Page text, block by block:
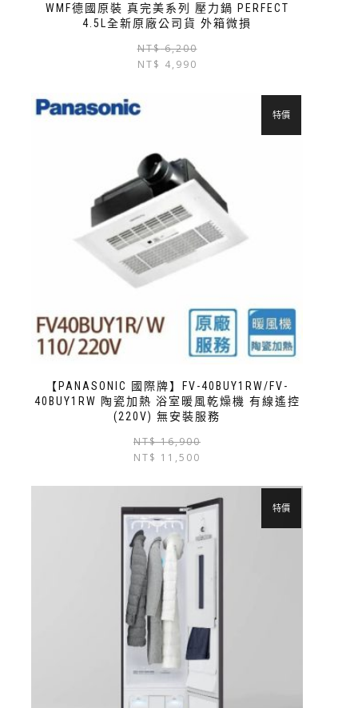
WMF德國原裝 真完美系列 壓力鍋 PERFECT
4.5L全新原廠公司貨 外箱微損
NT$6,200
NT$ 4,990
【PANASONIC 國際牌】FV-40BUY1RW/FV-
40BUY1RW 陶瓷加熱 浴室暖風乾燥機 有線遙控
(220V) 無安裝服務
特價
NT$16,900
NT$ 11,500
特價